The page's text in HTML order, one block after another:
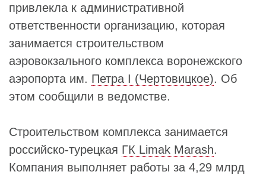
привлекла к административной
ответственности организацию, которая
занимается строительством
аэровокзального комплекса воронежского
аэропорта им. Петра I (Чертовицкое). Об
этом сообщили в ведомстве.
Строительством комплекса занимается
российско-турецкая ГК Limak Marash.
Компания выполняет работы за 4,29 млрд